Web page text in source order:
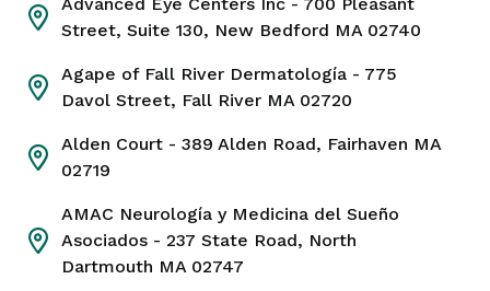
Advanced Eye Centers Inc
Teléfono
Suite 130
New Bedford MA 02740
Street, Suite 130, New Bedford MA 02740
Agape of Fall River Dermatología - 775
Davol Street, Fall River MA 02720
Alden Court - 389 Alden Road, Fairhaven MA
02719
AMAC Neurología y Medicina del Sueño
Asociados - 237 State Road, North
Dartmouth MA 02747